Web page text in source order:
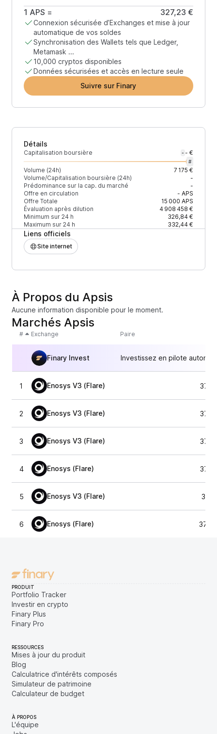
1 APS = 327,23 €
Connexion sécurisée d’Exchanges et mise à jour
automatique de vos soldes
Synchronisation des Wallets tels que Ledger,
Metamask ...
10,000 cryptos disponibles
Données sécurisées et accès en lecture seule
Suivre sur Finary
Détails
Capitalisation boursière - - €
#
Volume (24h)
7 175 €
Volume/Capitalisation boursière (24h)
-
Prédominance sur la cap. du marché
-
Offre en circulation
- APS
Offre Totale
15 000 APS
Évaluation après dilution
4 908 458 €
Minimum sur 24 h
326,84 €
Maximum sur 24 h
332,44 €
Liens officiels
Site internet
À Propos du Apsis
Aucune information disponible pour le moment.
Marchés Apsis
# Exchange Paire
Finary Invest Investissez en pilote
1 Enosys V3 (Flare)
2 Enosys V3 (Flare)
3 Enosys V3 (Flare)
4 Enosys (Flare)
5 Enosys V3 (Flare)
6 Enosys (Flare)
PRODUIT
Portfolio Tracker
Investir en crypto
Finary Plus
Finary Pro
RESSOURCES
Mises à jour du produit
Blog
Calculatrice d'intérêts composés
Simulateur de patrimoine
Calculateur de budget
À PROPOS
L'équipe